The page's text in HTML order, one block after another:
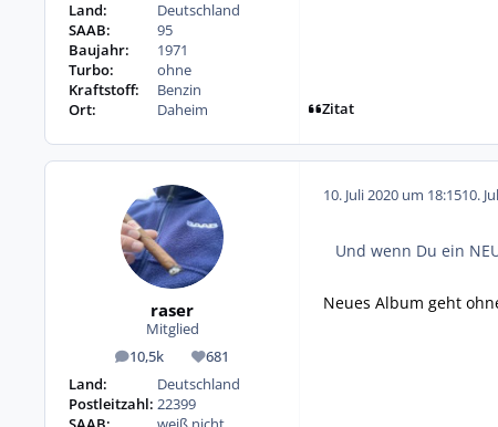
Land:
Deutschland
SAAB:
95
Baujahr:
1971
Turbo:
ohne
Kraftstoff:
Benzin
Ort:
Daheim Zitat
raser
Mitglied
10,5k
Beiträge 681
Reputation
Land:
Deutschland
Postleitzahl: 22399
10. Juli 2020 um 18:1510.
Und wenn Du ein
Neues Album geht